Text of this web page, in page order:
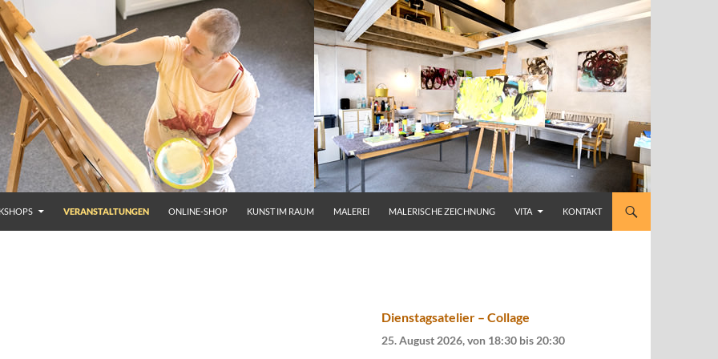
VERANSTALTUNGEN ONLINE-SHOP KUNST IM RAUM MALEREI MALERISCHE ZEICHNUNG VITA KONTAKT
Dienstagsatelier – Collage
25. August 2026, von 18:30 bis 20:30